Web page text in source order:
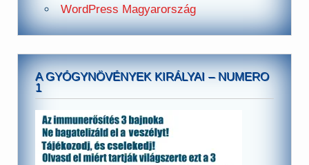
WordPress Magyarország
A GYÓGYNÖVÉNYEK KIRÁLYAI – NUMERO
1